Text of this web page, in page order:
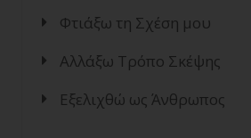
Φτιάξω τη Σχέση μου
Αλλάξω Τρόπο Σκέψης
Εξελιχθώ ως Άνθρωπος